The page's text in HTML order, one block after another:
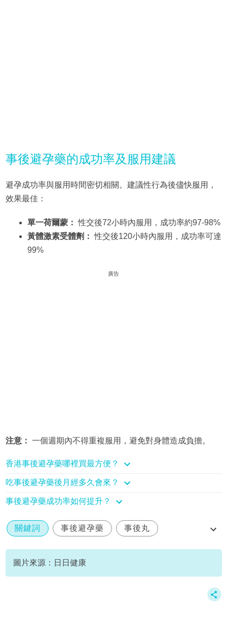
事後避孕藥的成功率及服用建議
避孕成功率與服用時間密切相關。建議性行為後儘快服用，
效果最佳：
單一荷爾蒙： 性交後72小時內服用，成功率約97-98%
黃體激素受體劑： 性交後120小時內服用，成功率可達
99%
廣告
注意： 一個週期內不得重複服用，避免對身體造成負擔。
香港事後避孕藥哪裡買最方便？
吃事後避孕藥後月經多久會來？
事後避孕藥成功率如何提升？
關鍵詞 事後避孕藥 事後丸
緊急避孕丸
香港
圖片來源：日日健康